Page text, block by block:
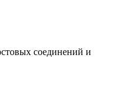
соединений и